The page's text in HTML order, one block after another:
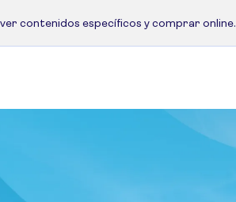
contenidos específicos y comprar online.